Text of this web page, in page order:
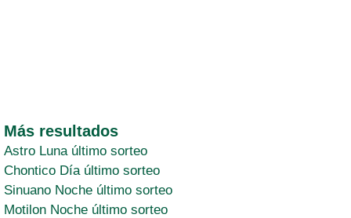
Más resultados
Astro Luna último sorteo
Chontico Día último sorteo
Sinuano Noche último sorteo
Motilon Noche último sorteo